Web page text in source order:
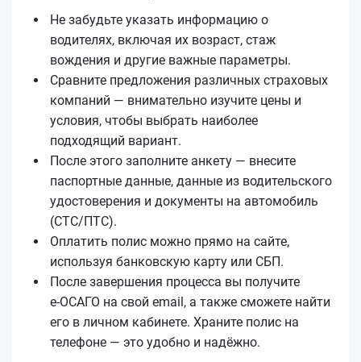
Не забудьте указать информацию о
водителях, включая их возраст, стаж
вождения и другие важные параметры.
Сравните предложения различных страховых
компаний — внимательно изучите цены и
условия, чтобы выбрать наиболее
подходящий вариант.
После этого заполните анкету — внесите
паспортные данные, данные из водительского
удостоверения и документы на автомобиль
(СТС/ПТС).
Оплатить полис можно прямо на сайте,
используя банковскую карту или СБП.
После завершения процесса вы получите
е‑ОСАГО на свой email, а также сможете найти
его в личном кабинете. Храните полис на
телефоне — это удобно и надёжно.